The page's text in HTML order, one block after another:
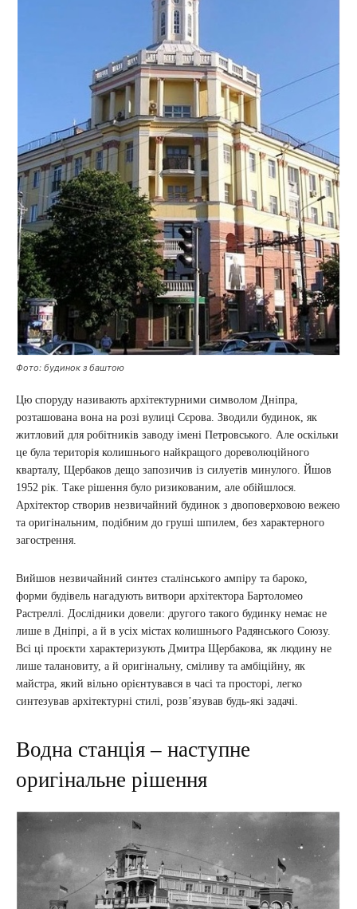
Фото: будинок з баштою
Цю споруду називають архітектурними символом Дніпра,
розташована вона на розі вулиці Сєрова. Зводили будинок, як
житловий для робітників заводу імені Петровського. Але оскільки
це була територія колишнього найкращого дореволюційного
кварталу, Щербаков дещо запозичив із силуетів минулого. Йшов
1952 рік. Таке рішення було ризикованим, але обійшлося.
Архітектор створив незвичайний будинок з двоповерховою вежею
та оригінальним, подібним до груші шпилем, без характерного
загострення.
Вийшов незвичайний синтез сталінського ампіру та бароко,
форми будівель нагадують витвори архітектора Бартоломео
Растреллі. Дослідники довели: другого такого будинку немає не
лише в Дніпрі, а й в усіх містах колишнього Радянського Союзу.
Всі ці проєкти характеризують Дмитра Щербакова, як людину не
лише талановиту, а й оригінальну, сміливу та амбіційну, як
майстра, який вільно орієнтувався в часі та просторі, легко
синтезував архітектурні стилі, розв’язував будь-які задачі.
Водна станція – наступне
оригінальне рішення